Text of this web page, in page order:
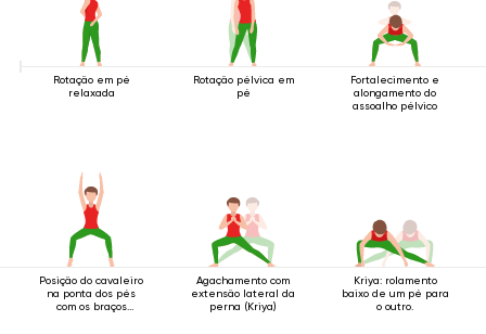
Rotação em pé
relaxada
Rotação pélvica em
pé
Fortalecimento e
alongamento do
assoalho pélvico
Posição do cavaleiro
na ponta dos pés
com os braços
Agachamento com
extensão lateral da
perna (Kriya)
Kriya: rolamento
baixo de um pé para
o outro.